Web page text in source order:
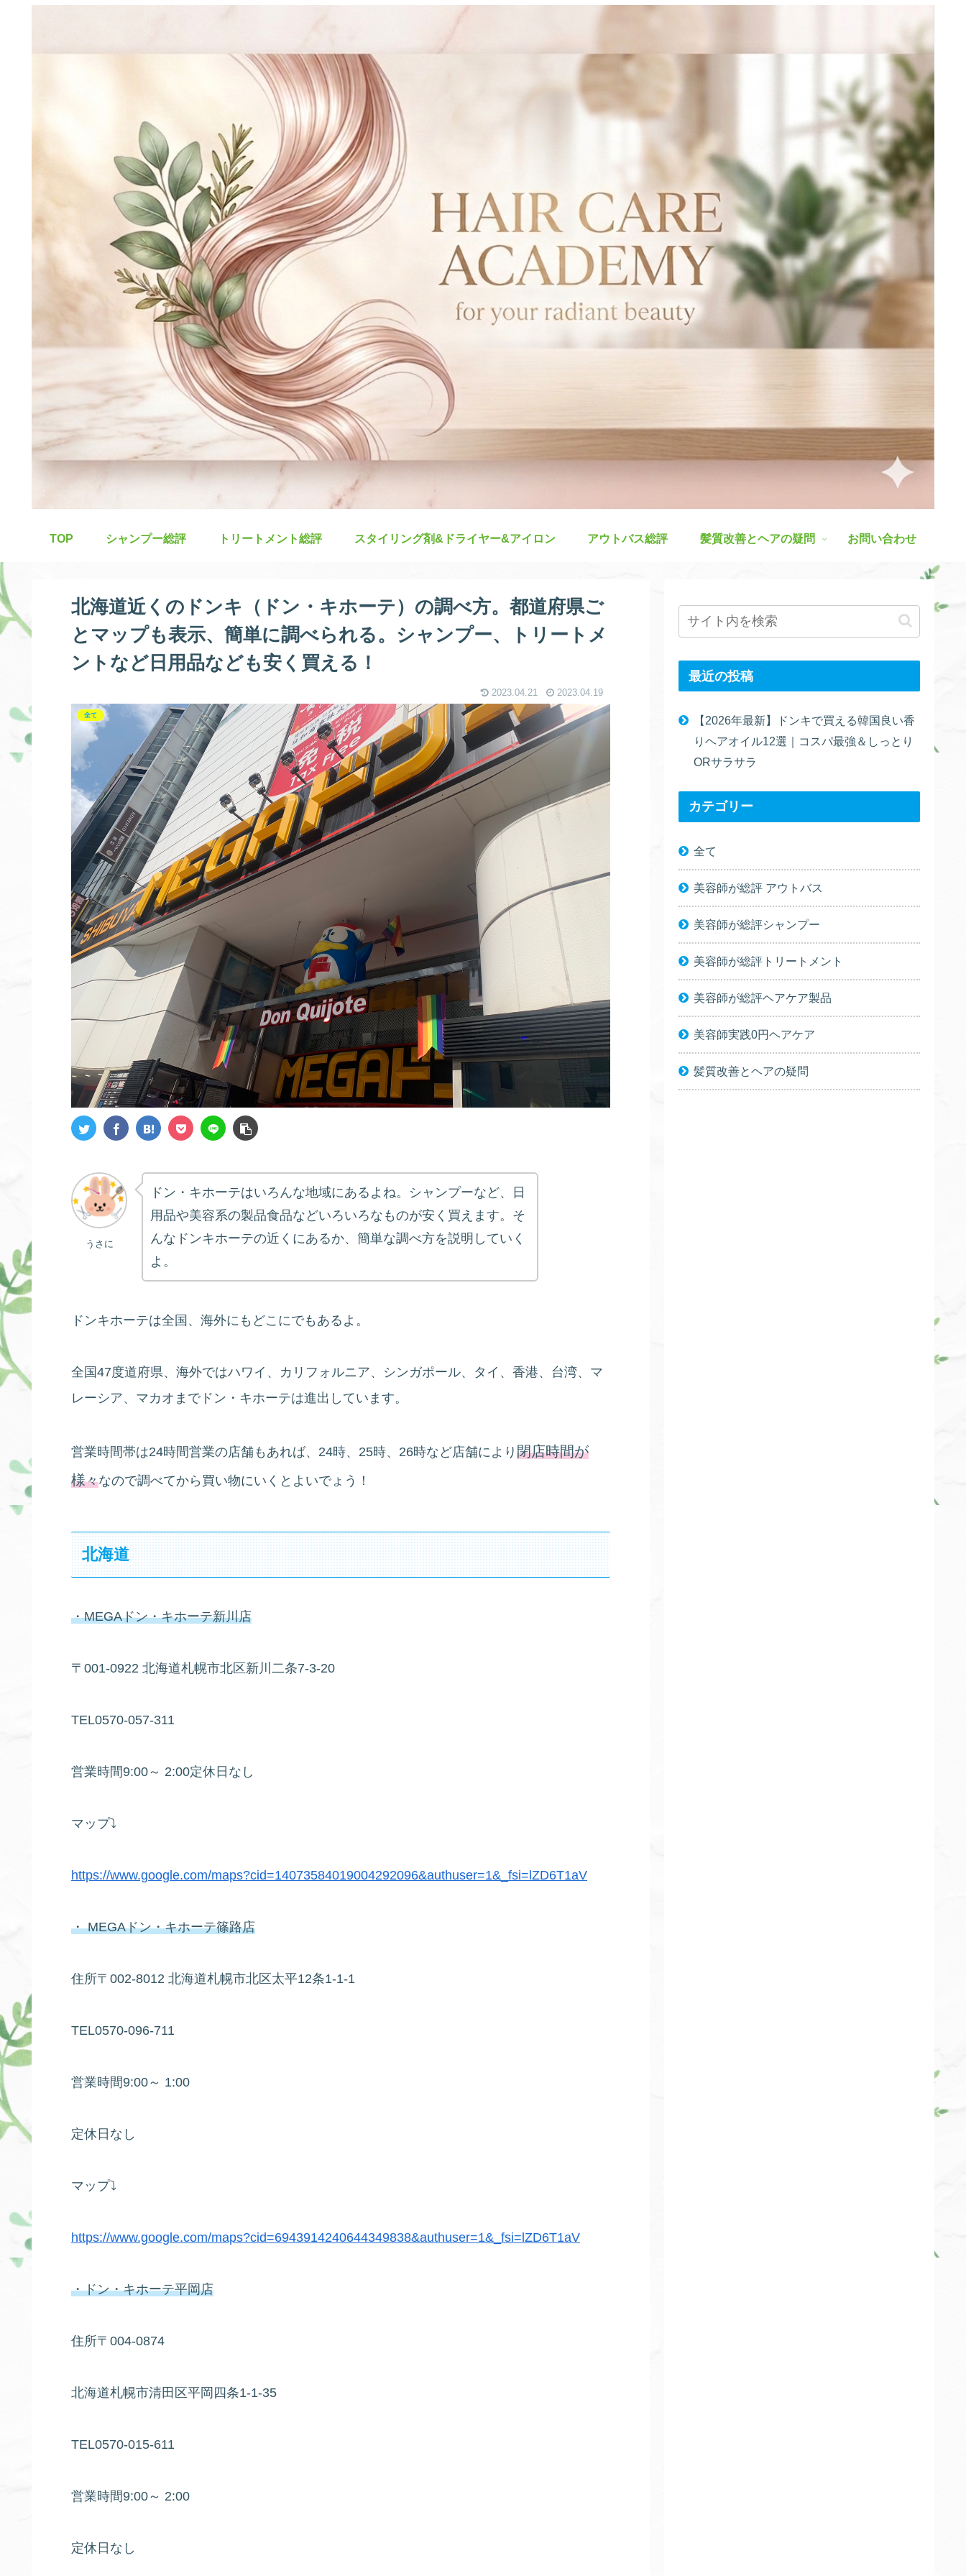
TOP シャンプー総評 トリートメント総評 スタイリング剤&ドライヤー&アイロン アウトバス総評 髪質改善とヘアの疑問 お問い合わせ
北海道近くのドンキ（ドン・キホーテ）の調べ方。都道府県ご
とマップも表示、簡単に調べられる。シャンプー、トリートメ
ントなど日用品なども安く買える！
2023.04.21 2023.04.19
全て
うさに
ドン・キホーテはいろんな地域にあるよね。シャンプーなど、日
用品や美容系の製品食品などいろいろなものが安く買えます。そ
んなドンキホーテの近くにあるか、簡単な調べ方を説明していく
よ。
ドンキホーテは全国、海外にもどこにでもあるよ。
全国47度道府県、海外ではハワイ、カリフォルニア、シンガポール、タイ、香港、台湾、マ
レーシア、マカオまでドン・キホーテは進出しています。
営業時間帯は24時間営業の店舗もあれば、24時、25時、26時など店舗により 閉店時間が
様々なので調べてから買い物にいくとよいでょう！
北海道
・MEGAドン・キホーテ新川店
〒001-0922 北海道札幌市北区新川二条7-3-20
TEL0570-057-311
営業時間9:00～ 2:00定休日なし
マップ⤵
https://www.google.com/maps?cid=14073584019004292096&authuser=1&_fsi=lZD6T1aV
・ MEGAドン・キホーテ篠路店
住所〒002-8012 北海道札幌市北区太平12条1-1-1
TEL0570-096-711
営業時間9:00～ 1:00
定休日なし
マップ⤵
https://www.google.com/maps?cid=6943914240644349838&authuser=1&_fsi=lZD6T1aV
・ドン・キホーテ平岡店
住所〒004-0874
北海道札幌市清田区平岡四条1-1-35
TEL0570-015-611
営業時間9:00～ 2:00
定休日なし
最近の投稿
【2026年最新】ドンキで買える韓国良い香
りヘアオイル12選｜コスパ最強＆しっとり
ORサラサラ
カテゴリー
全て
美容師が総評 アウトバス
美容師が総評シャンプー
美容師が総評トリートメント
美容師が総評ヘアケア製品
美容師実践0円ヘアケア
髪質改善とヘアの疑問